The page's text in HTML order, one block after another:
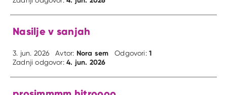
Nasilje v sanjah
3. jun. 2026 Avtor: Nora sem Odgovori:1
Zadnji odgovor:4. jun. 2026